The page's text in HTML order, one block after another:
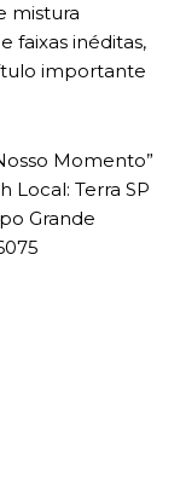
mistura
faixas inéditas,
importante
Momento”
Local: Terra SP
Grande